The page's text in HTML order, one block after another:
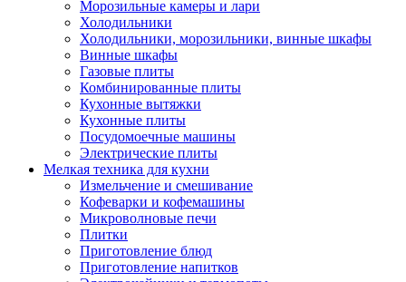
Морозильные камеры и лари
Холодильники
Холодильники, морозильники, винные шкафы
Винные шкафы
Газовые плиты
Комбинированные плиты
Кухонные вытяжки
Кухонные плиты
Посудомоечные машины
Электрические плиты
Мелкая техника для кухни
Измельчение и смешивание
Кофеварки и кофемашины
Микроволновые печи
Плитки
Приготовление блюд
Приготовление напитков